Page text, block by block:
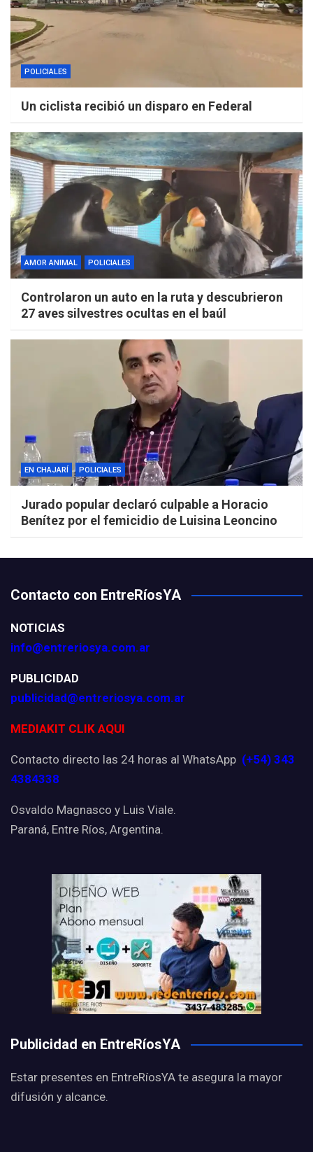
POLICIALES
Un ciclista recibió un disparo en Federal
AMOR ANIMAL POLICIALES
Controlaron un auto en la ruta y descubrieron
27 aves silvestres ocultas en el baúl
EN CHAJARÍ POLICIALES
Jurado popular declaró culpable a Horacio
Benítez por el femicidio de Luisina Leoncino
Contacto con EntreRíosYA
NOTICIAS
info@entreriosya.com.ar
PUBLICIDAD
publicidad@entreriosya.com.ar
MEDIAKIT CLIK AQUI
Contacto directo las 24 horas al WhatsApp (+54) 343
4384338
Osvaldo Magnasco y Luis Viale.
Paraná, Entre Ríos, Argentina.
Publicidad en EntreRíosYA
Estar presentes en EntreRíosYA te asegura la mayor
difusión y alcance.